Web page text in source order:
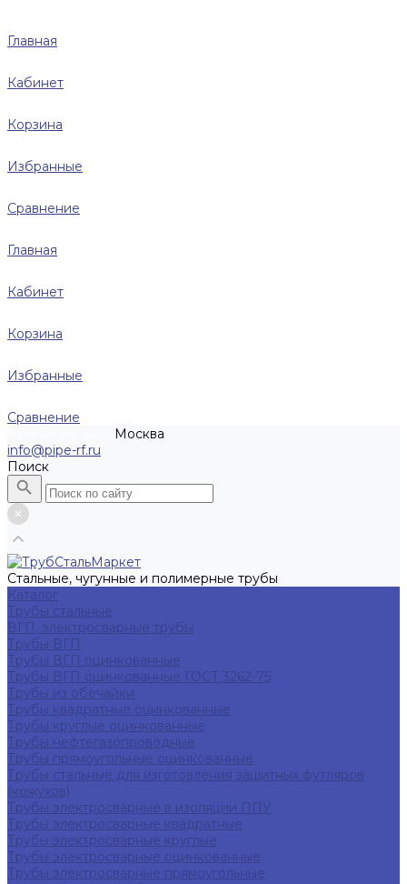
Главная
Кабинет
Корзина
Избранные
Сравнение
Главная
Кабинет
Корзина
Избранные
Сравнение
Москва
info@pipe-rf.ru
Поиск
Стальные, чугунные и полимерные трубы
Каталог
Трубы стальные
ВГП, электросварные трубы
Трубы ВГП
Трубы ВГП оцинкованные
Трубы ВГП оцинкованные ГОСТ 3262-75
Трубы из обечайки
Трубы квадратные оцинкованные
Трубы круглые оцинкованные
Трубы нефтегазопроводные
Трубы прямоугольные оцинкованные
Трубы стальные для изготовления защитных футляров
(кожухов)
Трубы электросварные в изоляции ППУ
Трубы электросварные квадратные
Трубы электросварные круглые
Трубы электросварные оцинкованные
Трубы электросварные прямоугольные